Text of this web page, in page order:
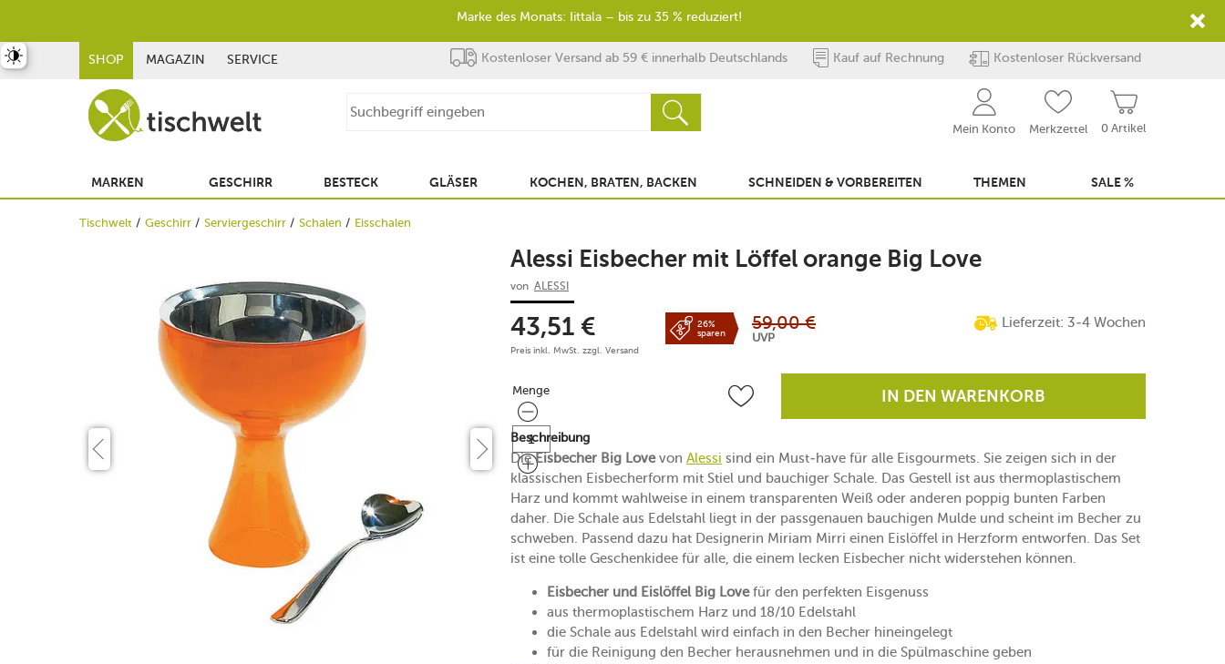
SHOP MAGAZIN SERVICE Kostenloser Versand ab 59 € innerhalb Deutschlands Kauf auf Rechnung Kostenloser Rückversand
0 Artikel
Mein Konto Merkzettel
MARKEN GESCHIRR BESTECK GLÄSER KOCHEN, BRATEN, BACKEN SCHNEIDEN & VORBEREITEN THEMEN SALE %
Tischwelt Geschirr Serviergeschirr Schalen Eisschalen
Alessi Eisbecher mit Löffel orange Big Love
von ALESSI
43,51 €
Preis inkl. MwSt. zzgl. Versand
26%
sparen
59,00 €
UVP
Lieferzeit: 3-4 Wochen
Menge
Menge IN DEN WARENKORB
Beschreibung
DieEisbecher Big Lovevon Alessi sind ein Must-have für alle Eisgourmets. Sie zeigen sich in der
klassischen Eisbecherform mit Stiel und bauchiger Schale. Das Gestell ist aus thermoplastischem
Harz und kommt wahlweise in einem transparenten Weiß oder anderen poppig bunten Farben
daher. Die Schale aus Edelstahl liegt in der passgenauen bauchigen Mulde und scheint im Becher zu
schweben. Passend dazu hat Designerin Miriam Mirri einen Eislöffel in Herzform entworfen. Das Set
ist eine tolle Geschenkidee für alle, die einem lecken Eisbecher nicht widerstehen können.
Eisbecher und Eislöffel Big Lovefür den perfekten Eisgenuss
aus thermoplastischem Harz und 18/10 Edelstahl
die Schale aus Edelstahl wird einfach in den Becher hineingelegt
für die Reinigung den Becher herausnehmen und in die Spülmaschine geben
umschalten
Marke des Monats: Iittala – bis zu 35 % reduziert!